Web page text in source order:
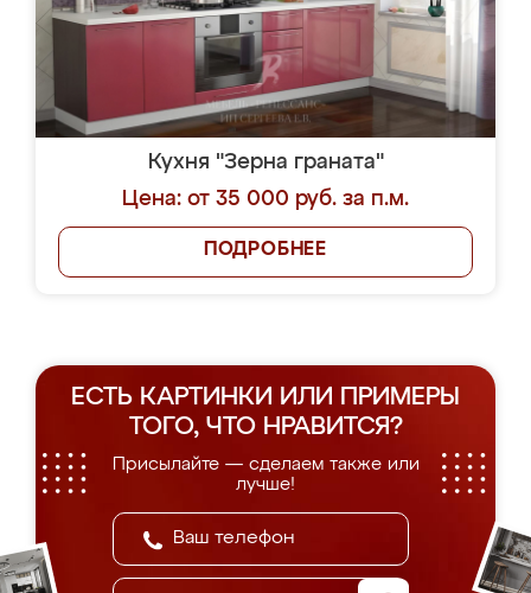
Кухня "Зерна граната"
Цена: от 35 000 руб. за п.м.
ПОДРОБНЕЕ
ЕСТЬ КАРТИНКИ ИЛИ ПРИМЕРЫ
ТОГО, ЧТО НРАВИТСЯ?
Присылайте — сделаем также или
лучше!